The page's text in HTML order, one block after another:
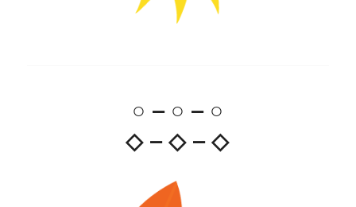
○ – ○ – ○
◇ – ◇ – ◇